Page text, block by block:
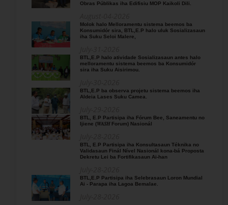
Obras Públikas iha Edifisiu MOP Kaikoli Dili.
Molok halo Melloramentu sistema beemos ba
Konsumidór sira, BTL,E.P halo uluk Sosializasaun
iha Suku Seloi Malere,
BTL,E.P halo atividade Sosializasaun antes halo
melloramentu sistema beemos ba Konsumidór
sira iha Suku Aisirimou.
BTL,E.P ba observa projetu sistema beemos iha
Aldeia Lases Suku Camea.
BTL, E.P Partisipa iha Fórum Bee, Saneamentu no
Ijiene (𝑊𝐴𝑆𝐻 Forum) Nasionál
BTL, E.P Partisipa iha Konsultasaun Téknika no
Validasaun Finál Nível Nasionál kona-bá Proposta
Dekretu Lei ba Fortifikasaun Ai-han
BTL,E.P Partisipa iha Selebrasaun Loron Mundial
Ai - Parapa iha Lagoa Bemalae.